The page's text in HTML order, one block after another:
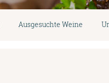
Ausgesuchte Weine